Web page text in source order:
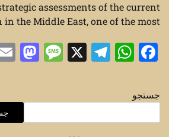
assessments of the current
the Middle East, one of the most […]
Facebook
WhatsApp
Telegram
X
جستجو